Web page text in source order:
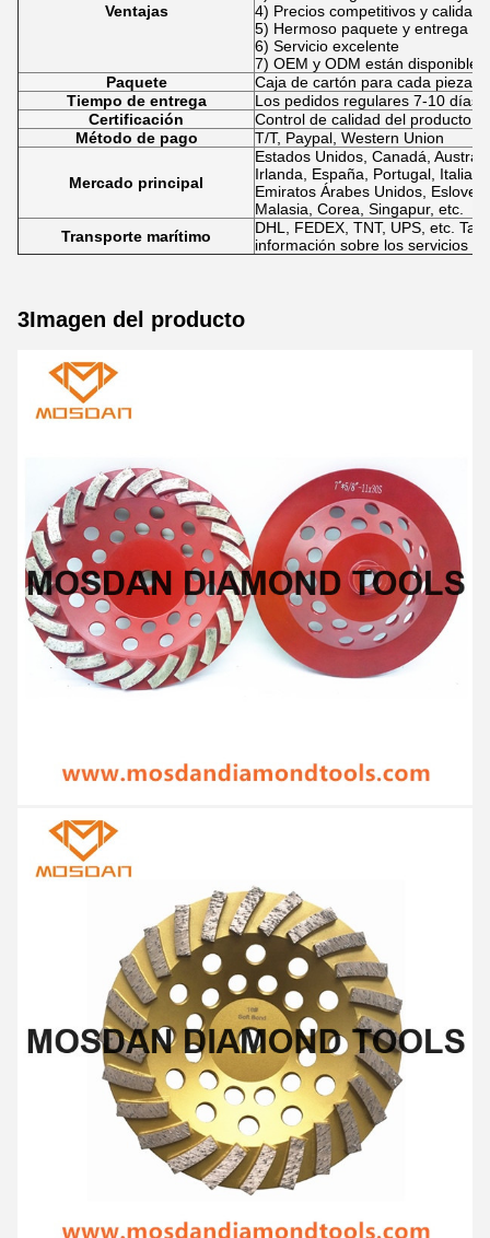
Ventajas
4) Precios competitivos y calidad
5) Hermoso paquete y entrega
6) Servicio excelente
7) OEM y ODM están disponibles.
Paquete
Caja de cartón para cada pieza
Tiempo de entrega
Los pedidos regulares 7-10 días
Certificación
Control de calidad del producto
Método de pago
T/T, Paypal, Western Union
Mercado principal
Estados Unidos, Canadá,
Irlanda, España, Portugal, Italia,
Emiratos Árabes Unidos,
Malasia, Corea, Singapur, etc.
Transporte marítimo
DHL, FEDEX, TNT, UPS, etc.
información sobre los servicios
3Imagen del producto